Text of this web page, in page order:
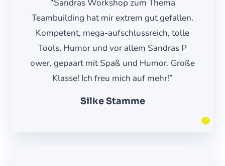
“Sandras Workshop zum Thema
Teambuilding hat mir extrem gut gefallen.
Kompetent, mega-aufschlussreich, tolle
Tools, Humor und vor allem Sandras P
ower, gepaart mit Spaß und Humor. Große
Klasse! Ich freu mich auf mehr!”
Silke Stamme